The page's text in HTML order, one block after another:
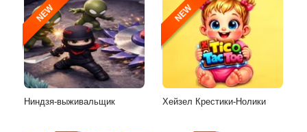
NEW
Ниндзя-выживальщик
NEW
Хейзел Крестики-Нолики